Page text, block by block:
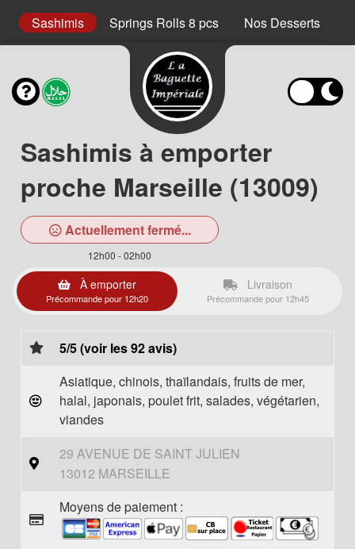
Sashimis Springs Rolls 8 pcs Nos Desserts
Sashimis à emporter
proche Marseille (13009)
Actuellement fermé...
12h00 - 02h00
À emporter
Précommande pour 12h20
Livraison
Précommande pour 12h45
5/5 (voir les 92 avis)
Asiatique, chinois, thaïlandais, fruits de mer,
halal, japonais, poulet frit, salades, végétarien,
viandes
29 AVENUE DE SAINT JULIEN
13012 MARSEILLE
Moyens de paiement :